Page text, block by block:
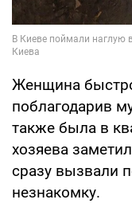
Женщина
поблагодарив
также была в
хозяева
сразу вызвали
незнакомку.